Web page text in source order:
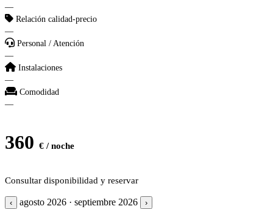
—
Relación calidad-precio
—
Personal / Atención
—
Instalaciones
—
Comodidad
—
360 € / noche
Consultar disponibilidad y reservar
‹ agosto 2026 · septiembre 2026 ›